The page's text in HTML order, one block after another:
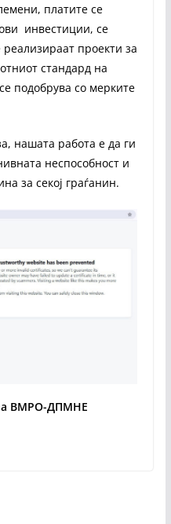
платите се
инвестиции, се
проекти за
стандард на
подобрува со мерките
нашата работа е да ги
неспособност и
за секој граѓанин.
ВМРО-ДПМНЕ